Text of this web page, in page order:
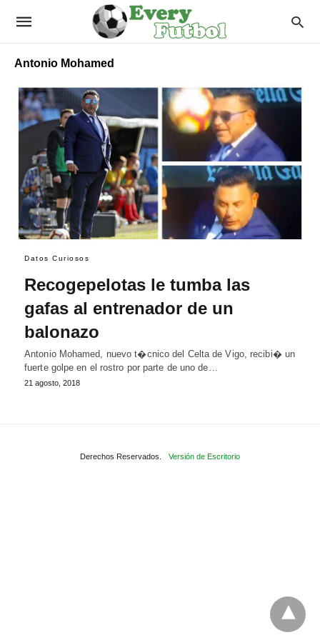
Antonio Mohamed
Datos Curiosos
Recogepelotas le tumba las
gafas al entrenador de un
balonazo
Antonio Mohamed, nuevo t�cnico del Celta de Vigo, recibi� un
fuerte golpe en el rostro por parte de uno de…
21 agosto, 2018
Derechos Reservados. Versión de Escritorio